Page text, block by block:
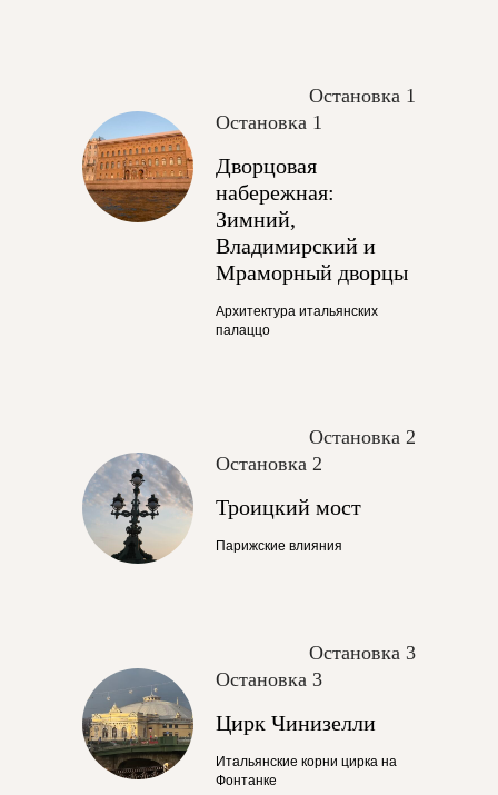
Остановка 1
Остановка 1
Дворцовая
набережная:
Зимний,
Владимирский и
Мраморный дворцы
Архитектура итальянских
палаццо
Остановка 2
Остановка 2
Троицкий мост
Парижские влияния
Остановка 3
Остановка 3
Цирк Чинизелли
Итальянские корни цирка на
Фонтанке